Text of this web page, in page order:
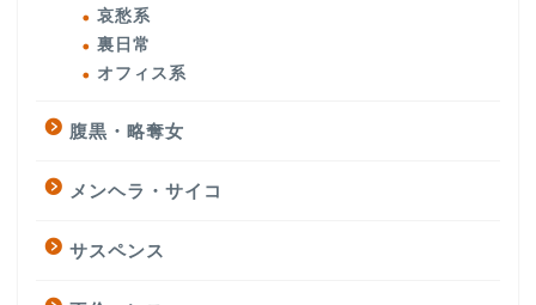
哀愁系
裏日常
オフィス系
腹黒・略奪女
メンヘラ・サイコ
サスペンス